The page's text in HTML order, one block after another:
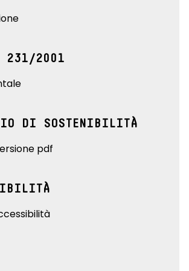
231/2001
DI SOSTENIBILITÀ
pdf